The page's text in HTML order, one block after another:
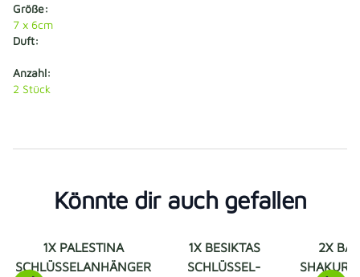
Größe:
7 x 6cm
Duft:
Anzahl:
2 Stück
Könnte dir auch gefallen
1X PALESTINA
SCHLÜSSELANHÄNGER
1X BESIKTAS
SCHLÜSSEL-
2X
SHAKUR